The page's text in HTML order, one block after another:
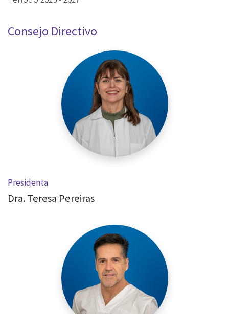
Consejo Directivo
Presidenta
Dra. Teresa Pereiras